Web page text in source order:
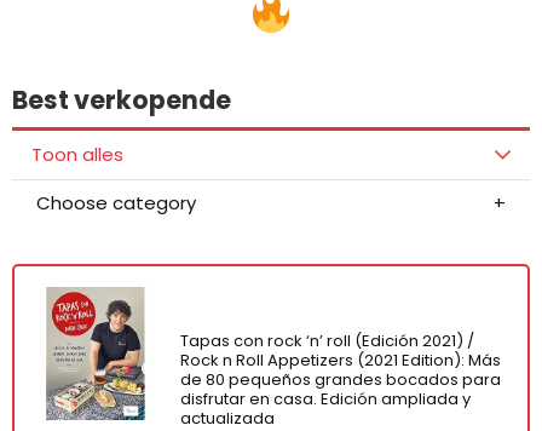
Best verkopende
Toon alles
Choose category
Tapas con rock ‘n’ roll (Edición 2021) /
Rock n Roll Appetizers (2021 Edition): Más
de 80 pequeños grandes bocados para
disfrutar en casa. Edición ampliada y
actualizada